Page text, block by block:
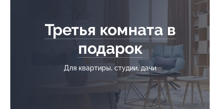
Третья комната в
подарок
Для квартиры, студии, дачи